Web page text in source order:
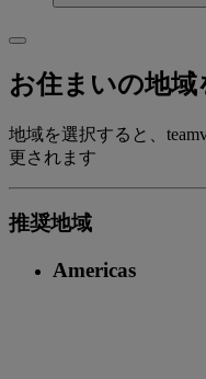
お住まいの地
地域を選択すると、
更されます
推奨地域
Americas